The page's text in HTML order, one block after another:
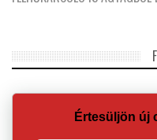
Értesüljön új